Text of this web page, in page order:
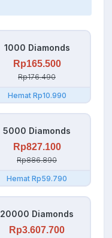
1000 Diamonds
Rp165.500
Rp176.490
Hemat Rp10.990
5000 Diamonds
Rp827.100
Rp886.890
Hemat Rp59.790
20000 Diamonds
Rp3.607.700